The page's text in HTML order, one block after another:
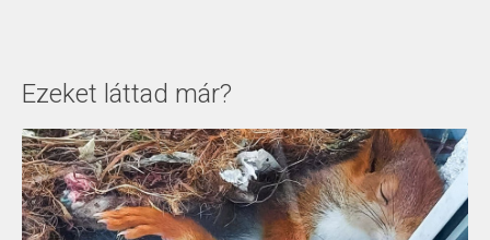
Ezeket láttad már?